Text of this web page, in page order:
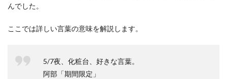
んでした。
ここでは詳しい言葉の意味を解説します。
5/7夜、化粧台、好きな言葉。
阿部「期間限定」